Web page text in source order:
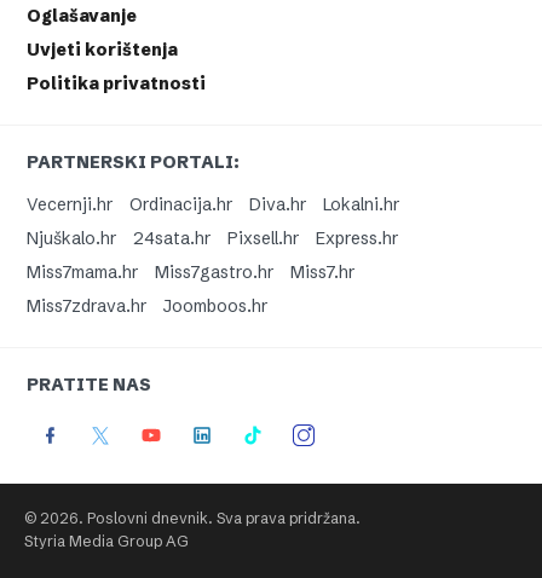
Oglašavanje
Uvjeti korištenja
Politika privatnosti
PARTNERSKI PORTALI:
Vecernji.hr
Ordinacija.hr Diva.hr
Lokalni.hr
Njuškalo.hr
24sata.hr Pixsell.hr
Express.hr
Miss7mama.hr
Miss7gastro.hr
Miss7.hr
Miss7zdrava.hr
Joomboos.hr
PRATITE NAS
© 2026. Poslovni dnevnik. Sva prava pridržana.
Styria Media Group AG